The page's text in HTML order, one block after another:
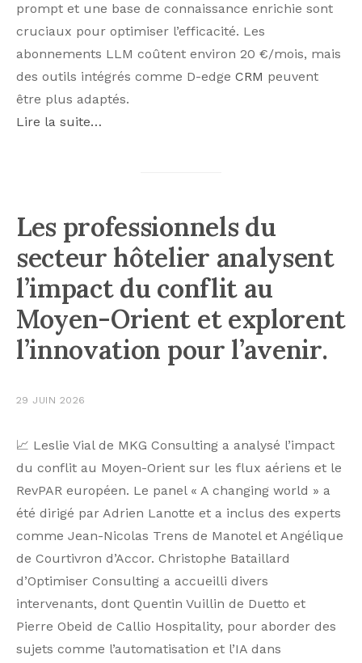
prompt et une base de connaissance enrichie sont
cruciaux pour optimiser l’efficacité. Les
abonnements LLM coûtent environ 20 €/mois, mais
des outils intégrés comme D-edge CRM peuvent
être plus adaptés.
Lire la suite…
Les professionnels du
secteur hôtelier analysent
l’impact du conflit au
Moyen-Orient et explorent
l’innovation pour l’avenir.
29 JUIN 2026
📈 Leslie Vial de MKG Consulting a analysé l’impact
du conflit au Moyen-Orient sur les flux aériens et le
RevPAR européen. Le panel « A changing world » a
été dirigé par Adrien Lanotte et a inclus des experts
comme Jean-Nicolas Trens de Manotel et Angélique
de Courtivron d’Accor. Christophe Bataillard
d’Optimiser Consulting a accueilli divers
intervenants, dont Quentin Vuillin de Duetto et
Pierre Obeid de Callio Hospitality, pour aborder des
sujets comme l’automatisation et l’IA dans